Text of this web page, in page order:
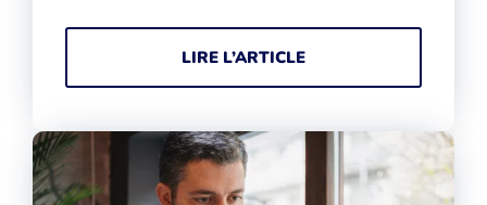
LIRE L’ARTICLE